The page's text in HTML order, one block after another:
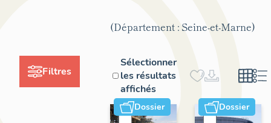
Filtres
(Département : Seine-et-Marne)
Sélectionner
les résultats
affichés
Dossier Dossier